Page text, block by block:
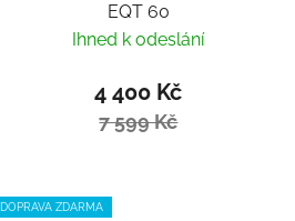
EQT 60
Ihned k odeslání
4 400 Kč
7 599 Kč
DOPRAVA ZDARMA